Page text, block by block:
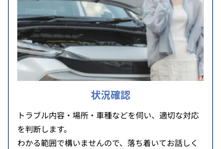
状況確認
トラブル内容・場所・車種などを伺い、適切な対応
を判断します。
わかる範囲で構いませんので、落ち着いてお話しく